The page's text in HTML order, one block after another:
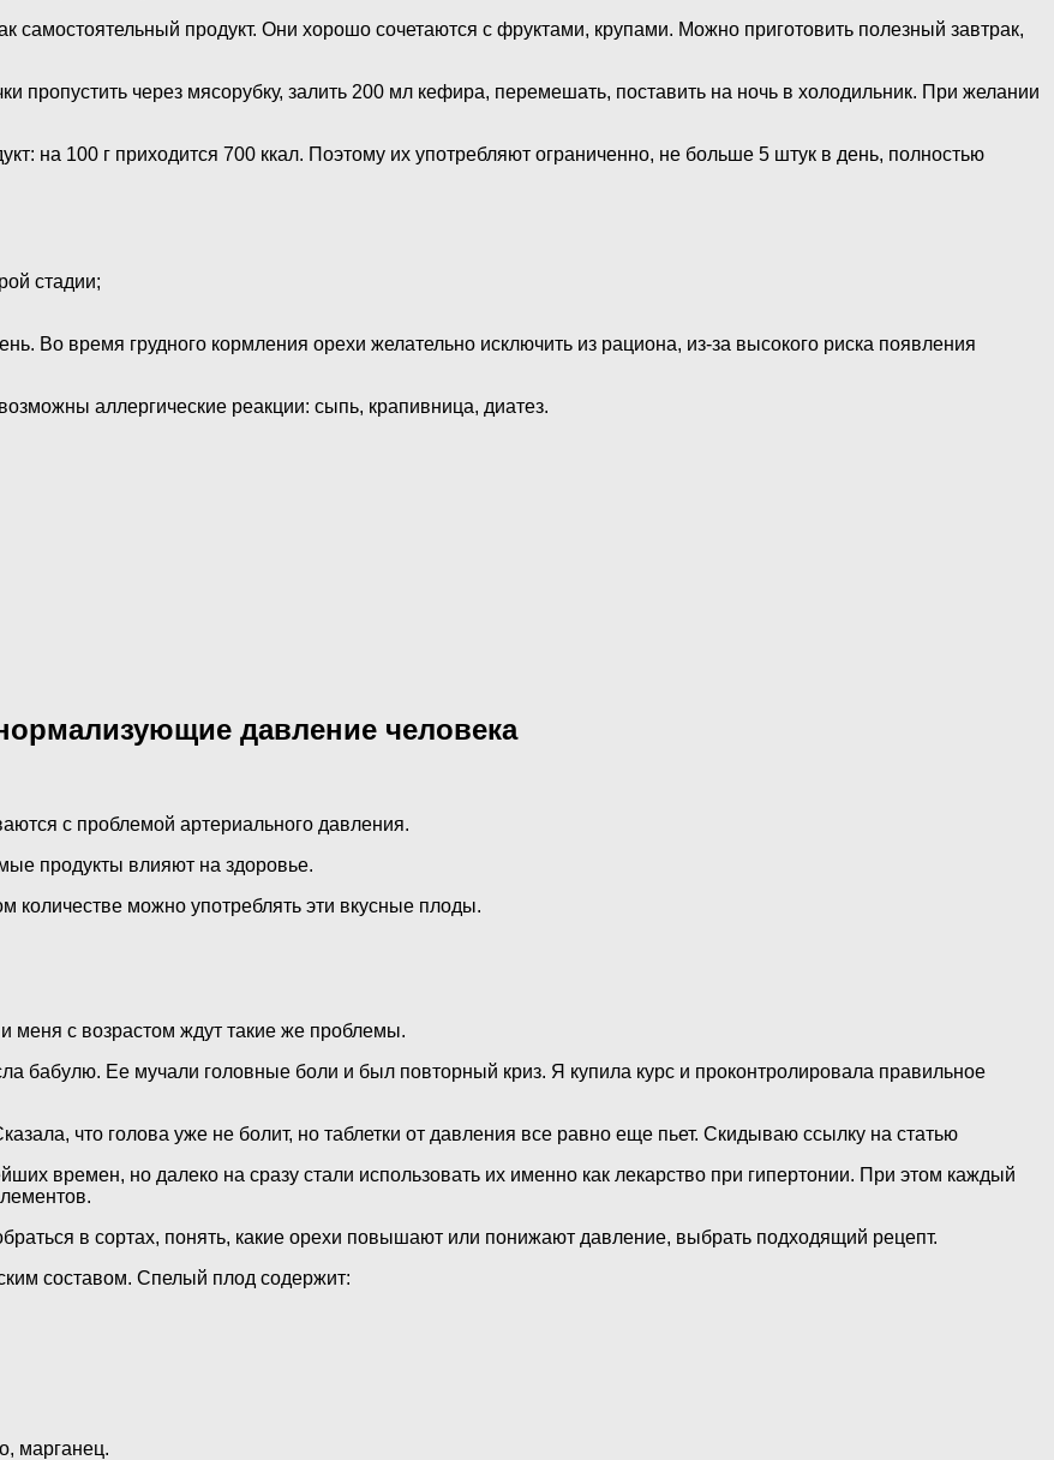
самостоятельный продукт. Они хорошо сочетаются с фруктами, крупами. Можно приготовить полезный завтрак,
пропустить через мясорубку, залить 200 мл кефира, перемешать, поставить на ночь в холодильник. При желании
на 100 г приходится 700 ккал. Поэтому их употребляют ограниченно, не больше 5 штук в день, полностью
стадии;
Во время грудного кормления орехи желательно исключить из рациона, из-за высокого риска появления
аллергические реакции: сыпь, крапивница, диатез.
давление человека
с проблемой артериального давления.
продукты влияют на здоровье.
количестве можно употреблять эти вкусные плоды.
меня с возрастом ждут такие же проблемы.
бабулю. Ее мучали головные боли и был повторный криз. Я купила курс и проконтролировала правильное
что голова уже не болит, но таблетки от давления все равно еще пьет. Скидываю ссылку на статью
времен, но далеко на сразу стали использовать их именно как лекарство при гипертонии. При этом каждый
в сортах, понять, какие орехи повышают или понижают давление, выбрать подходящий рецепт.
составом. Спелый плод содержит:
марганец.